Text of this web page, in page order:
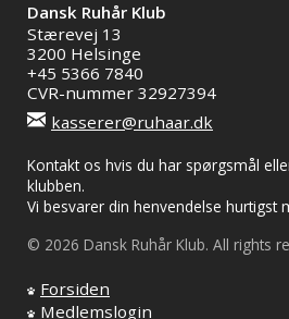
Dansk Ruhår Klub
Stærevej 13
3200 Helsinge
+45 5366 7840
CVR-nummer 32927394
kasserer@ruhaar.dk
Kontakt os hvis du har spørgsmål
klubben.
Vi besvarer din henvendelse hurtigst
© 2026 Dansk Ruhår Klub. All rights
Forsiden
Medlemslogin